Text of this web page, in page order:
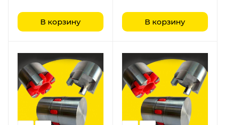
В корзину В корзину